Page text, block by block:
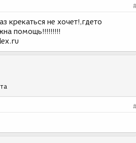
крекаться не хочет!,гдето
помощь!!!!!!!!!